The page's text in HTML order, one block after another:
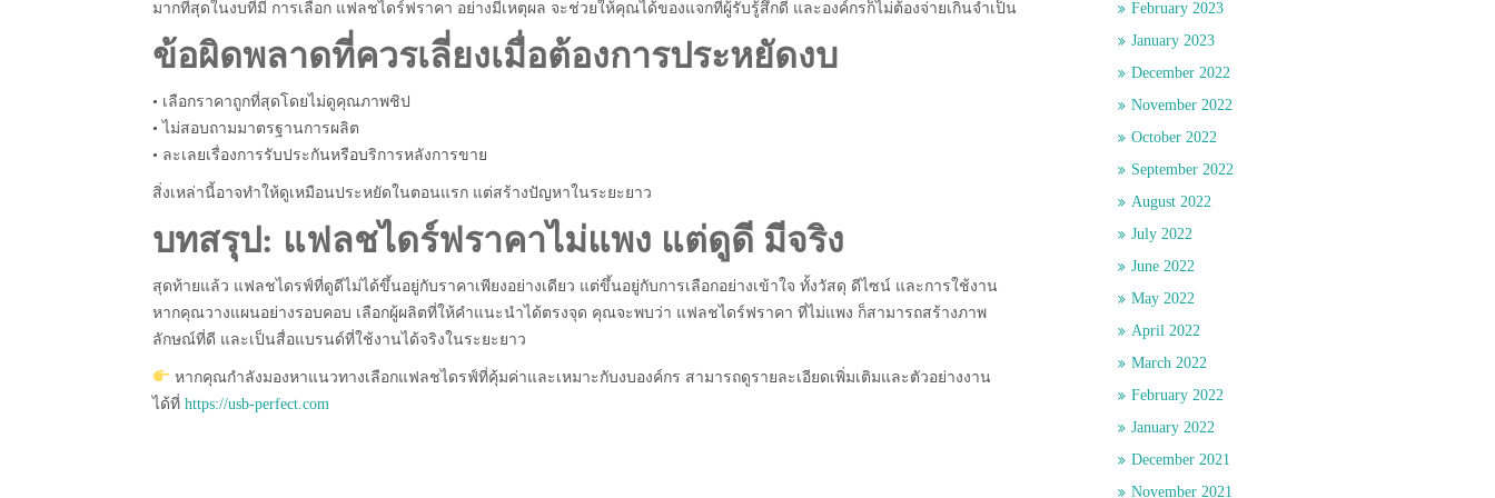
มากที่สุดในงบที่มี การเลือก แฟลชไดร์ฟราคา อย่างมีเหตุผล จะช่วยให้คุณได้ของแจกที่ผู้รับรู้สึกดี และองค์กรก็ไม่ต้องจ่ายเกินจำเป็น
ข้อผิดพลาดที่ควรเลี่ยงเมื่อต้องการประหยัดงบ
• เลือกราคาถูกที่สุดโดยไม่ดูคุณภาพชิป
• ไม่สอบถามมาตรฐานการผลิต
• ละเลยเรื่องการรับประกันหรือบริการหลังการขาย
สิ่งเหล่านี้อาจทำให้ดูเหมือนประหยัดในตอนแรก แต่สร้างปัญหาในระยะยาว
บทสรุป: แฟลชไดร์ฟราคาไม่แพง แต่ดูดี มีจริง
สุดท้ายแล้ว แฟลชไดรฟ์ที่ดูดีไม่ได้ขึ้นอยู่กับราคาเพียงอย่างเดียว แต่ขึ้นอยู่กับการเลือกอย่างเข้าใจ ทั้งวัสดุ ดีไซน์ และการใช้งาน
หากคุณวางแผนอย่างรอบคอบ เลือกผู้ผลิตที่ให้คำแนะนำได้ตรงจุด คุณจะพบว่า แฟลชไดร์ฟราคา ที่ไม่แพง ก็สามารถสร้างภาพ
ลักษณ์ที่ดี และเป็นสื่อแบรนด์ที่ใช้งานได้จริงในระยะยาว
หากคุณกำลังมองหาแนวทางเลือกแฟลชไดรฟ์ที่คุ้มค่าและเหมาะกับงบองค์กร สามารถดูรายละเอียดเพิ่มเติมและตัวอย่างงาน
ได้ที่ https://usb-perfect.com
February 2023
January 2023
December 2022
November 2022
October 2022
September 2022
August 2022
July 2022
June 2022
May 2022
April 2022
March 2022
February 2022
January 2022
December 2021
November 2021